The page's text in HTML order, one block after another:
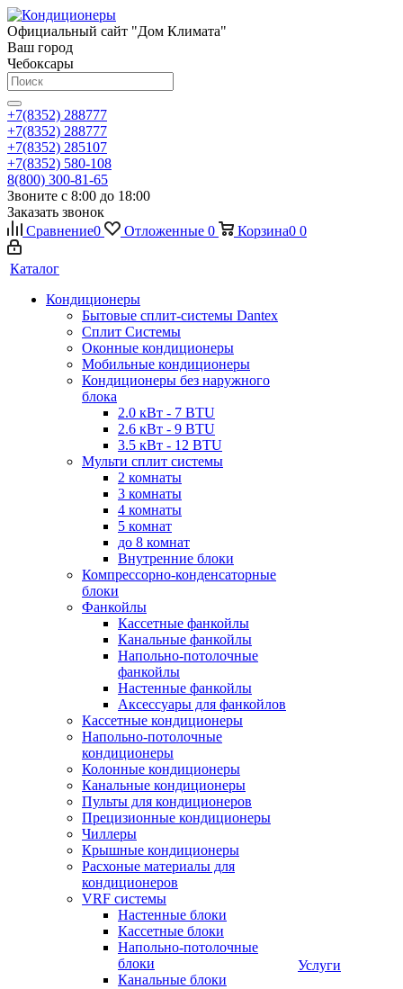
Официальный сайт "Дом Климата"
Ваш город
Чебоксары
+7(8352) 288777
+7(8352) 288777
+7(8352) 285107
+7(8352) 580-108
8(800) 300-81-65
Звоните с 8:00 до 18:00
Заказать звонок
Сравнение0 Отложенные 0 Корзина0 0
Каталог
Кондиционеры
Бытовые сплит-системы Dantex
Сплит Системы
Оконные кондиционеры
Мобильные кондиционеры
Кондиционеры без наружного
блока
2.0 кВт - 7 BTU
2.6 кВт - 9 BTU
3.5 кВт - 12 BTU
Мульти сплит системы
2 комнаты
3 комнаты
4 комнаты
5 комнат
до 8 комнат
Внутренние блоки
Компрессорно-конденсаторные
блоки
Фанкойлы
Кассетные фанкойлы
Канальные фанкойлы
Напольно-потолочные
фанкойлы
Настенные фанкойлы
Аксессуары для фанкойлов
Кассетные кондиционеры
Напольно-потолочные
кондиционеры
Колонные кондиционеры
Канальные кондиционеры
Пульты для кондиционеров
Прецизионные кондиционеры
Чиллеры
Крышные кондиционеры
Расхоные материалы для
кондиционеров
VRF системы
Настенные блоки
Кассетные блоки
Напольно-потолочные
блоки
Канальные блоки
Услуги